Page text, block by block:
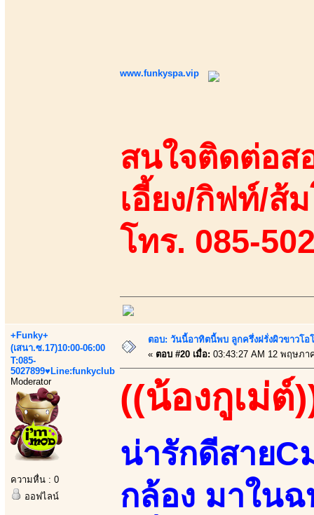
www.funkyspa.vip
สนใจติดต่อส
เอี้ยง/กิฟท์/ส้
โทร. 085-
+Funky+
(เสนา.ซ.17)10:00-06:00
T:085-
5027899♥Line:funkyclub
Moderator
ความหื่น : 0
ออฟไลน์
ตอบ: วันนี้อาทิตนี้พบ ลูกครึ่งฝรั่งผิวขาวโอ
« ตอบ #20 เมื่อ: 03:43:27 AM 12 พฤษภา
((น้องกูเม่ต์
น่ารักดีสาย
กล้อง มาใน